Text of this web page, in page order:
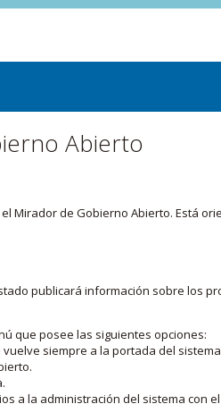
Abierto
Mirador de Gobierno Abierto. Está
publicará información sobre los
que posee las siguientes opciones:
vuelve siempre a la portada del
a la administración del sistema con